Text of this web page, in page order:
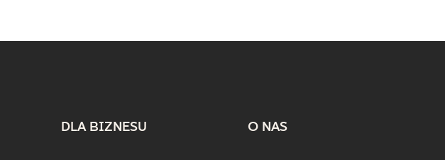
DLA BIZNESU O NAS